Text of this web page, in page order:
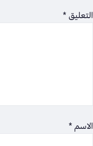
التعليق*
الاسم*